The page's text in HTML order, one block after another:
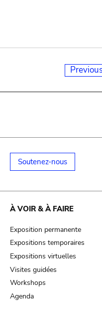
Soutenez-nous
À VOIR & À FAIRE
Exposition permanente
Expositions temporaires
Expositions virtuelles
Visites guidées
Workshops
Agenda